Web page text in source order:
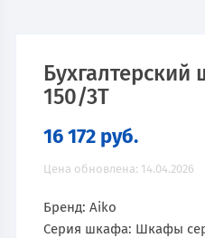
150/3Т
16 172 руб.
Цена обновлена: 14.04.2026
Бренд: Aiko
Серия шкафа: Шкафы